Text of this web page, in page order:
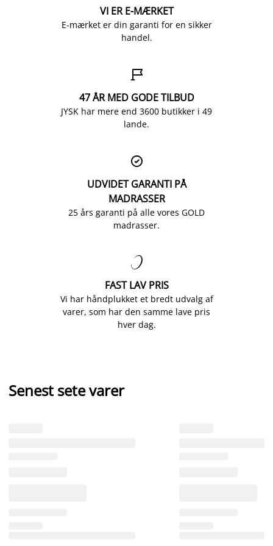
VI ER E-MÆRKET
E-mærket er din garanti for en sikker
handel.

47 ÅR MED GODE TILBUD
JYSK har mere end 3600 butikker i 49
lande.

UDVIDET GARANTI PÅ
MADRASSER
25 års garanti på alle vores GOLD
madrasser.

FAST LAV PRIS
Vi har håndplukket et bredt udvalg af
varer, som har den samme lave pris
hver dag.
Senest sete varer